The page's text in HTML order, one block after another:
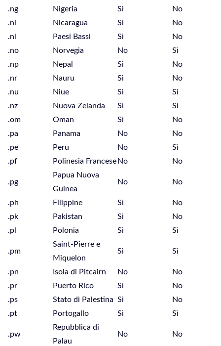
.ng
Nigeria Sì
No
.ni
Nicaragua Sì
No
.nl
Paesi Bassi Sì
No
.no
Norvegia No
Sì
.np
Nepal Sì
No
.nr
Nauru Sì
No
.nu
Niue Sì
Sì
.nz
Nuova Zelanda Sì
Sì
.om
Oman Sì
No
.pa
Panama No
No
.pe
Peru No
Sì
.pf
Polinesia Francese No No
.pg
Papua Nuova
Guinea
No No
.ph Filippine Sì
No
.pk
Pakistan Sì
No
.pl
Polonia Sì Sì
.pm
Saint-Pierre e
Miquelon
Sì Sì
.pn Isola di Pitcairn No
No
.pr
Puerto Rico Sì
No
.ps
Stato di Palestina Sì
No
.pt
Portogallo Sì Sì
.pw
Repubblica di
Palau
No No